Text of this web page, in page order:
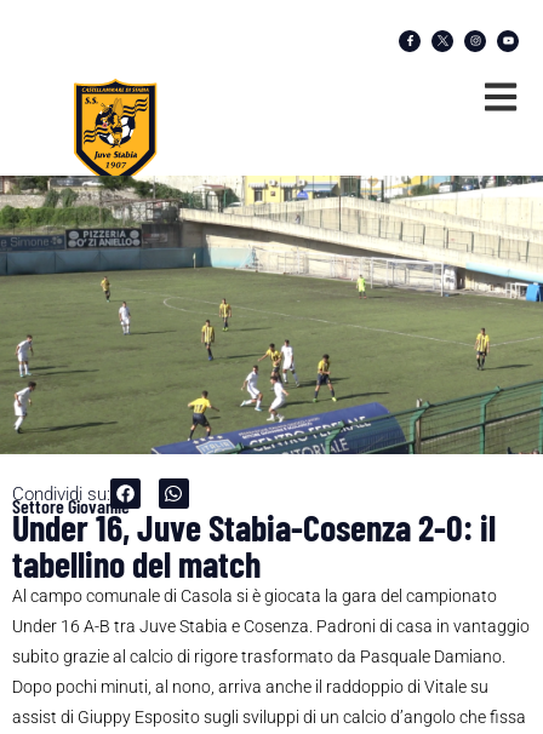
Condividi su:
Settore Giovanile
Under 16, Juve Stabia-Cosenza 2-0: il
tabellino del match
Al campo comunale di Casola si è giocata la gara del campionato
Under 16 A-B tra Juve Stabia e Cosenza. Padroni di casa in vantaggio
subito grazie al calcio di rigore trasformato da Pasquale Damiano.
Dopo pochi minuti, al nono, arriva anche il raddoppio di Vitale su
assist di Giuppy Esposito sugli sviluppi di un calcio d’angolo che fissa